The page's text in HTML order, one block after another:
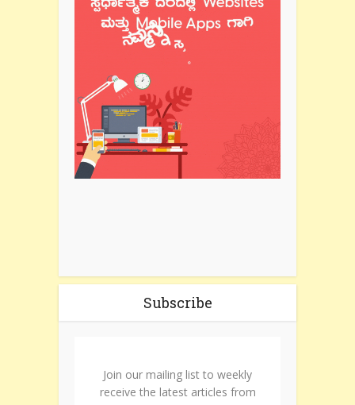
Subscribe
Join our mailing list to weekly
receive the latest articles from